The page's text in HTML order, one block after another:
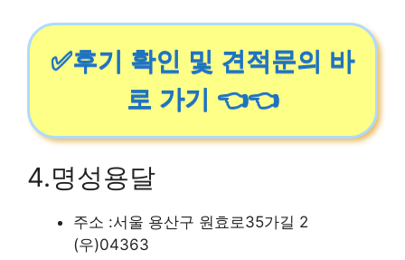
✅후기 확인 및 견적문의 바
로 가기 👈👈
4.명성용달
주소 :서울 용산구 원효로35가길 2
(우)04363